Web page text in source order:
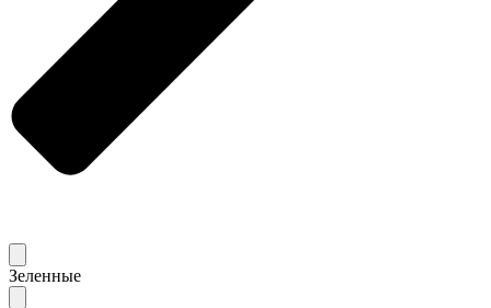
Зеленные